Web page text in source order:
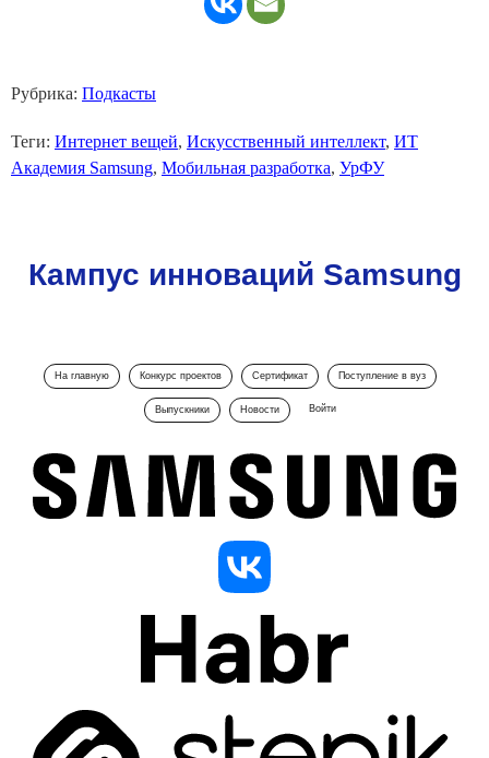
Рубрика: Подкасты
Теги: Интернет вещей, Искусственный интеллект, ИТ
Академия Samsung, Мобильная разработка, УрФУ
Кампус инноваций Samsung
На главную Конкурс проектов Сертификат Поступление в вуз
Выпускники Новости Войти